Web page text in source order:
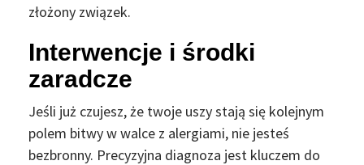
złożony związek.
Interwencje i środki
zaradcze
Jeśli już czujesz, że twoje uszy stają się kolejnym
polem bitwy w walce z alergiami, nie jesteś
bezbronny. Precyzyjna diagnoza jest kluczem do